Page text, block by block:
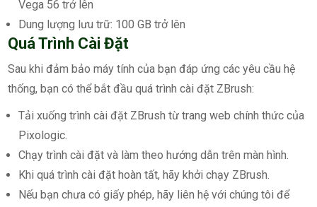
Vega 56 trở lên
Dung lượng lưu trữ: 100 GB trở lên
Quá Trình Cài Đặt
Sau khi đảm bảo máy tính của bạn đáp ứng các yêu cầu hệ
thống, bạn có thể bắt đầu quá trình cài đặt ZBrush:
Tải xuống trình cài đặt ZBrush từ trang web chính thức của
Pixologic.
Chạy trình cài đặt và làm theo hướng dẫn trên màn hình.
Khi quá trình cài đặt hoàn tất, hãy khởi chạy ZBrush.
Nếu bạn chưa có giấy phép, hãy liên hệ với chúng tôi để